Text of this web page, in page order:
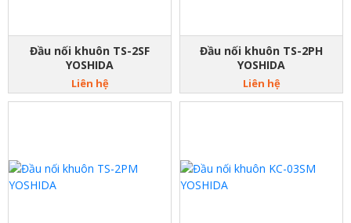
Đầu nối khuôn TS-2SF
YOSHIDA
Liên hệ
Đầu nối khuôn TS-2PH
YOSHIDA
Liên hệ